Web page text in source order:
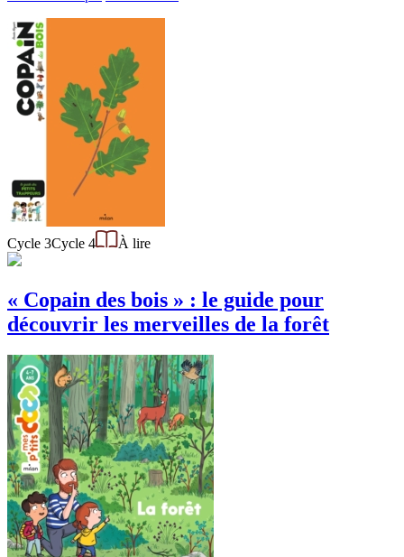
Cycle 3Cycle 4 À lire
« Copain des bois » : le guide pour
découvrir les merveilles de la forêt